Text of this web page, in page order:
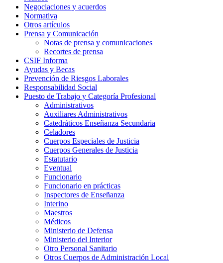
Negociaciones y acuerdos
Normativa
Otros artículos
Prensa y Comunicación
Notas de prensa y comunicaciones
Recortes de prensa
CSIF Informa
Ayudas y Becas
Prevención de Riesgos Laborales
Responsabilidad Social
Puesto de Trabajo y Categoría Profesional
Administrativos
Auxiliares Administrativos
Catedráticos Enseñanza Secundaria
Celadores
Cuerpos Especiales de Justicia
Cuerpos Generales de Justicia
Estatutario
Eventual
Funcionario
Funcionario en prácticas
Inspectores de Enseñanza
Interino
Maestros
Médicos
Ministerio de Defensa
Ministerio del Interior
Otro Personal Sanitario
Otros Cuerpos de Administración Local